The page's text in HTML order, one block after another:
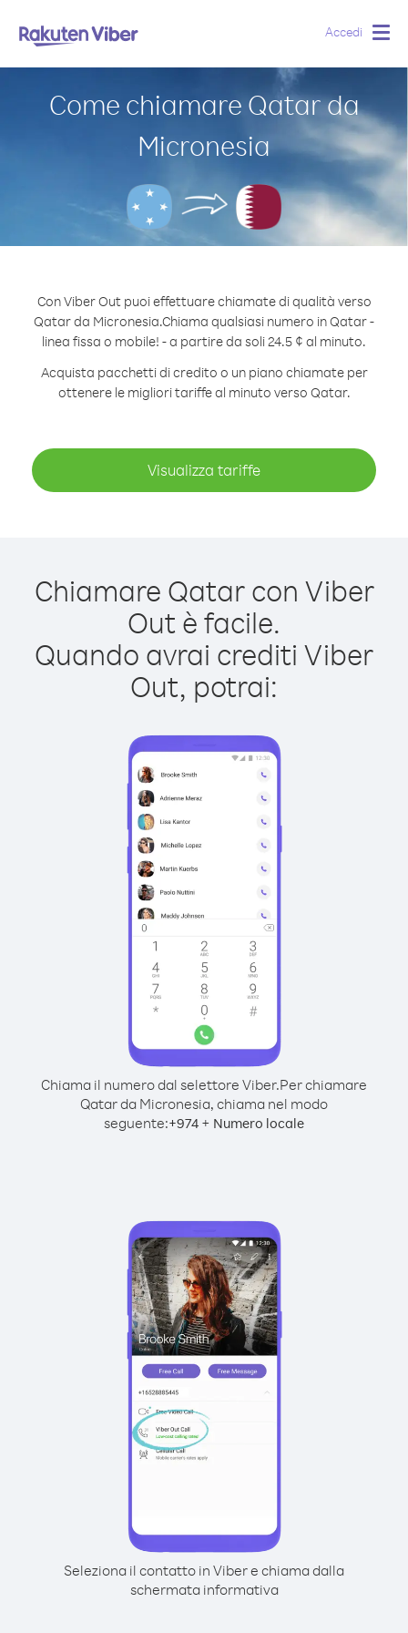
Accedi
Come chiamare Qatar da
Micronesia
Con Viber Out puoi effettuare chiamate di qualità verso
Qatar da Micronesia.Chiama qualsiasi numero in Qatar -
linea fissa o mobile! - a partire da soli 24.5 ¢ al minuto.
Acquista pacchetti di credito o un piano chiamate per
ottenere le migliori tariffe al minuto verso Qatar.
Visualizza tariffe
Chiamare Qatar con Viber
Out è facile.
Quando avrai crediti Viber
Out, potrai:
Chiama il numero dal selettore Viber.Per chiamare
Qatar da Micronesia, chiama nel modo
seguente:+974 + Numero locale
Seleziona il contatto in Viber e chiama dalla
schermata informativa